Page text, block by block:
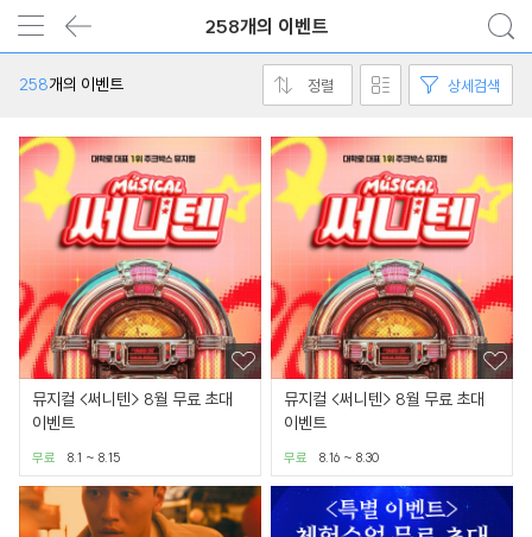
258개의 이벤트
258개의 이벤트 정렬 상세검색
뮤지컬 <써니텐> 8월 무료 초대
이벤트
8.1 ~ 8.15
무료
뮤지컬 <써니텐> 8월 무료 초대
이벤트
8.16 ~ 8.30
무료